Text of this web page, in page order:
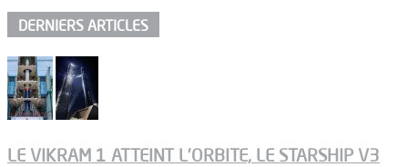
DERNIERS ARTICLES
LE VIKRAM 1 ATTEINT L’ORBITE, LE STARSHIP V3